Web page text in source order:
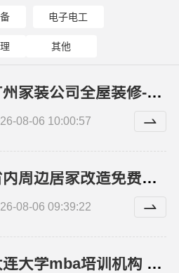
电子电工
其他
广州家装公司全屋装修-精匠饰家（广州）家居建材有限公司
08-06 10:00:57
省内周边居家改造免费量房收费标准｜浙江乐享新材料有限公司
08-06 09:39:22
大连大学mba培训机构 社科赛斯MBA考研专业辅导机构